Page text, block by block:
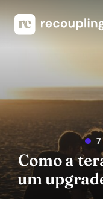
Como a
um